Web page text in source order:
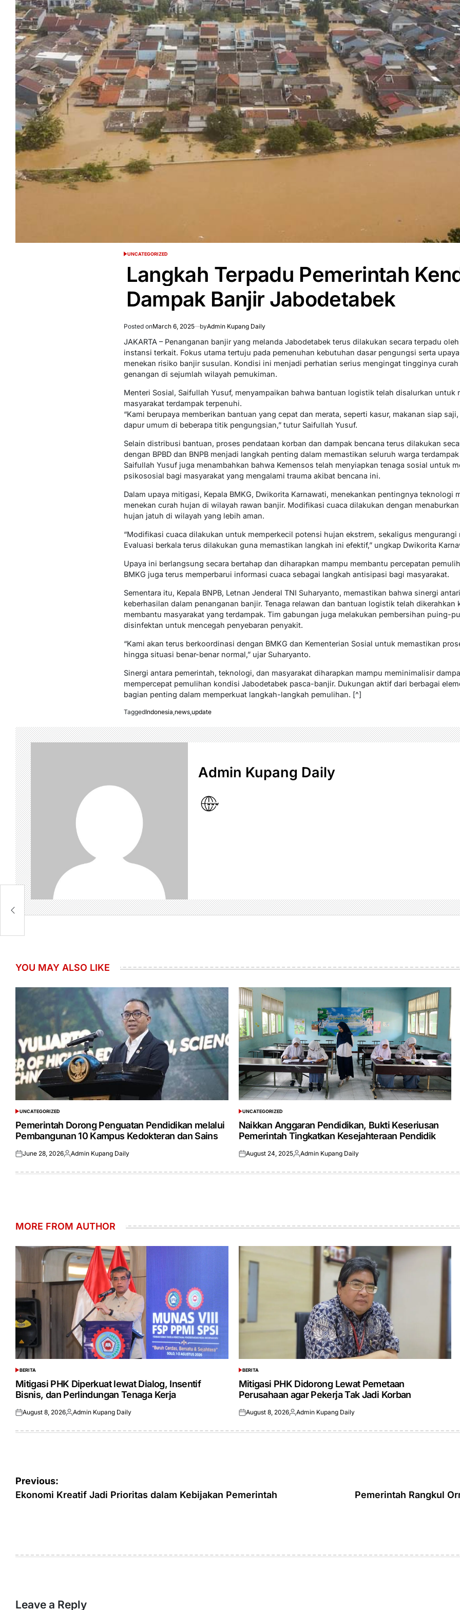
POSTED
UNCATEGORIZED
Langkah Terpadu Pemerintah
Dampak Banjir Jabodetabek
Posted onMarch 6, 2025 byAdmin Kupang Daily
JAKARTA – Penanganan banjir yang melanda Jabodetabek terus dilakukan secara terpadu
instansi terkait. Fokus utama tertuju pada pemenuhan kebutuhan dasar pengungsi serta
menekan risiko banjir susulan. Kondisi ini menjadi perhatian serius mengingat tingginya
genangan di sejumlah wilayah pemukiman.
Menteri Sosial, Saifullah Yusuf, menyampaikan bahwa bantuan logistik telah disalurkan untuk
masyarakat terdampak terpenuhi.
“Kami berupaya memberikan bantuan yang cepat dan merata, seperti kasur, makanan siap
dapur umum di beberapa titik pengungsian,” tutur Saifullah Yusuf.
Selain distribusi bantuan, proses pendataan korban dan dampak bencana terus dilakukan
dengan BPBD dan BNPB menjadi langkah penting dalam memastikan seluruh warga
Saifullah Yusuf juga menambahkan bahwa Kemensos telah menyiapkan tenaga sosial untuk
psikososial bagi masyarakat yang mengalami trauma akibat bencana ini.
Dalam upaya mitigasi, Kepala BMKG, Dwikorita Karnawati, menekankan pentingnya teknologi
menekan curah hujan di wilayah rawan banjir. Modifikasi cuaca dilakukan dengan
hujan jatuh di wilayah yang lebih aman.
“Modifikasi cuaca dilakukan untuk memperkecil potensi hujan ekstrem, sekaligus
Evaluasi berkala terus dilakukan guna memastikan langkah ini efektif,” ungkap Dwikorita
Upaya ini berlangsung secara bertahap dan diharapkan mampu membantu percepatan
BMKG juga terus memperbarui informasi cuaca sebagai langkah antisipasi bagi masyarakat.
Sementara itu, Kepala BNPB, Letnan Jenderal TNI Suharyanto, memastikan bahwa sinergi
keberhasilan dalam penanganan banjir. Tenaga relawan dan bantuan logistik telah dikerahkan
membantu masyarakat yang terdampak. Tim gabungan juga melakukan pembersihan puing-
disinfektan untuk mencegah penyebaran penyakit.
“Kami akan terus berkoordinasi dengan BMKG dan Kementerian Sosial untuk memastikan
hingga situasi benar-benar normal,” ujar Suharyanto.
Sinergi antara pemerintah, teknologi, dan masyarakat diharapkan mampu meminimalisir
mempercepat pemulihan kondisi Jabodetabek pasca-banjir. Dukungan aktif dari berbagai
bagian penting dalam memperkuat langkah-langkah pemulihan. [^]
TaggedIndonesia,news,update
Admin Kupang Daily
YOU MAY ALSO LIKE
POSTED
IN
UNCATEGORIZED
Pemerintah Dorong Penguatan Pendidikan melalui
Pembangunan 10 Kampus Kedokteran dan Sains
Posted
June 28, 2026Posted
Admin Kupang Daily
POSTED
IN
UNCATEGORIZED
Naikkan Anggaran Pendidikan, Bukti Keseriusan
Pemerintah Tingkatkan Kesejahteraan Pendidik
Posted
August 24, 2025Posted
Admin Kupang Daily
MORE FROM AUTHOR
POSTED
IN
BERITA
Mitigasi PHK Diperkuat lewat Dialog, Insentif
Bisnis, dan Perlindungan Tenaga Kerja
Posted
August 8, 2026Posted
Admin Kupang Daily
POSTED
IN
BERITA
Mitigasi PHK Didorong Lewat Pemetaan
Perusahaan agar Pekerja Tak Jadi Korban
Posted
August 8, 2026Posted
Admin Kupang Daily
Post
navigation
Previous:
Ekonomi Kreatif Jadi Prioritas dalam Kebijakan Pemerintah
Pemerintah Rangkul
Leave a Reply